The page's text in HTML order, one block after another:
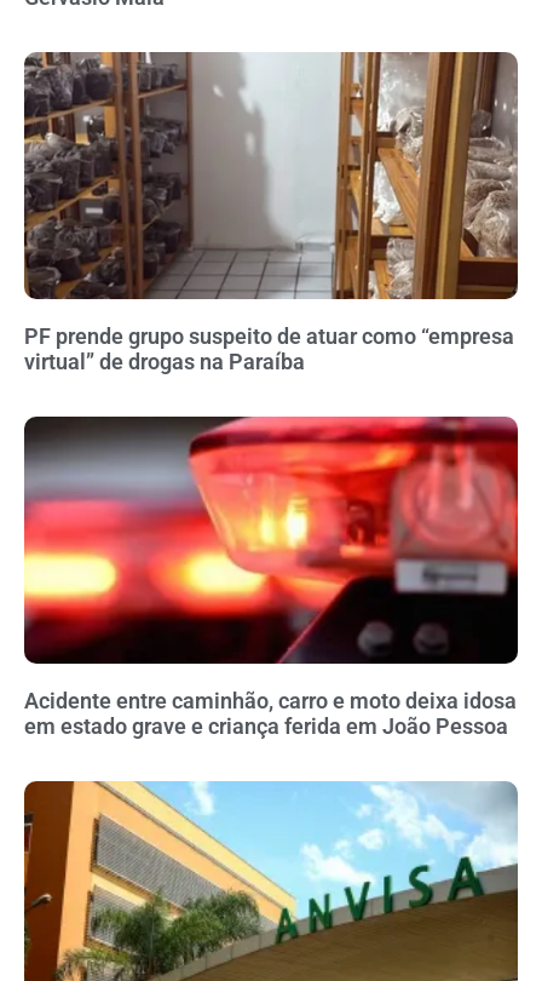
PF prende grupo suspeito de atuar como “empresa
virtual” de drogas na Paraíba
Acidente entre caminhão, carro e moto deixa idosa
em estado grave e criança ferida em João Pessoa